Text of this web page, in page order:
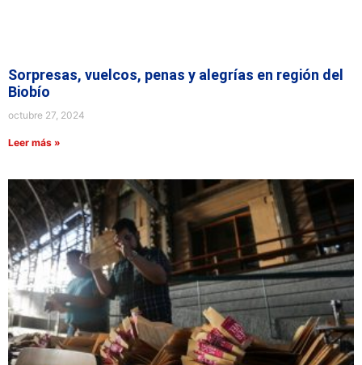
Sorpresas, vuelcos, penas y alegrías en región del
Biobío
octubre 27, 2024
Leer más »